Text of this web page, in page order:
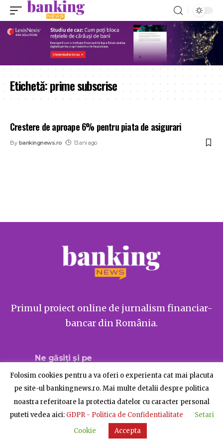
Etichetă:prime subscrise
Crestere de aproape 6% pentru piata de asigurari
By bankingnews.ro 13 ani ago
Primul proiect online de jurnalism financiar-
bancar din România.
Ne găsiți și pe
© BankingNews - Toate drepturile rezervate
Despre BankingNews Contact Publicitate
Folosim cookies pentru a va oferi o experienta cat mai placuta
pe site-ul bankingnews.ro. Mai multe detalii despre politica
noastra referitoare la protectia datelor cu caracter personal
puteti vedea aici: GDPR - Politica de Confidentialitate
Setari
Cookie
Accepta